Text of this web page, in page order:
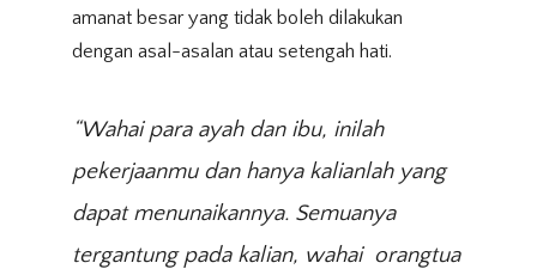
amanat besar yang tidak boleh dilakukan
dengan asal-asalan atau setengah hati.
“Wahai para ayah dan ibu, inilah
pekerjaanmu dan hanya kalianlah yang
dapat menunaikannya. Semuanya
tergantung pada kalian, wahai orangtua